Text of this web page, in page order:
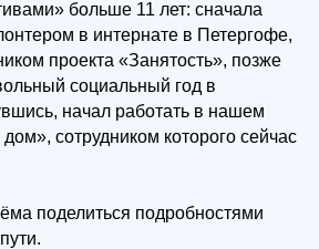
больше 11 лет: сначала
в интернате в Петергофе,
проекта «Занятость», позже
социальный год в
начал работать в нашем
сотрудником которого сейчас
поделиться подробностями